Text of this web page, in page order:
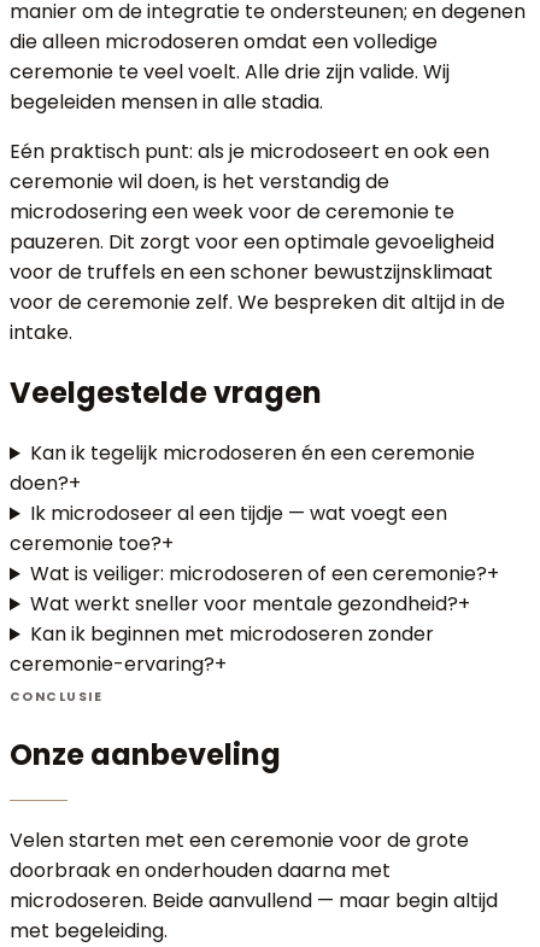
manier om de integratie te ondersteunen; en degenen
die alleen microdoseren omdat een volledige
ceremonie te veel voelt. Alle drie zijn valide. Wij
begeleiden mensen in alle stadia.
Eén praktisch punt: als je microdoseert en ook een
ceremonie wil doen, is het verstandig de
microdosering een week voor de ceremonie te
pauzeren. Dit zorgt voor een optimale gevoeligheid
voor de truffels en een schoner bewustzijnsklimaat
voor de ceremonie zelf. We bespreken dit altijd in de
intake.
Veelgestelde vragen
Kan ik tegelijk microdoseren én een ceremonie
doen?+
Ik microdoseer al een tijdje — wat voegt een
ceremonie toe?+
Wat is veiliger: microdoseren of een ceremonie?+
Wat werkt sneller voor mentale gezondheid?+
Kan ik beginnen met microdoseren zonder
ceremonie-ervaring?+
CONCLUSIE
Onze aanbeveling
Velen starten met een ceremonie voor de grote
doorbraak en onderhouden daarna met
microdoseren. Beide aanvullend — maar begin altijd
met begeleiding.